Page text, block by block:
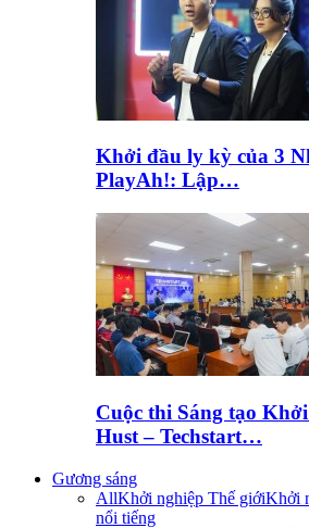
Khởi đầu ly kỳ của 3
PlayAh!: Lập…
Cuộc thi Sáng tạo
Hust – Techstart…
Gương sáng
AllKhởi nghiệp Thế giớiKhởi
nổi tiếng